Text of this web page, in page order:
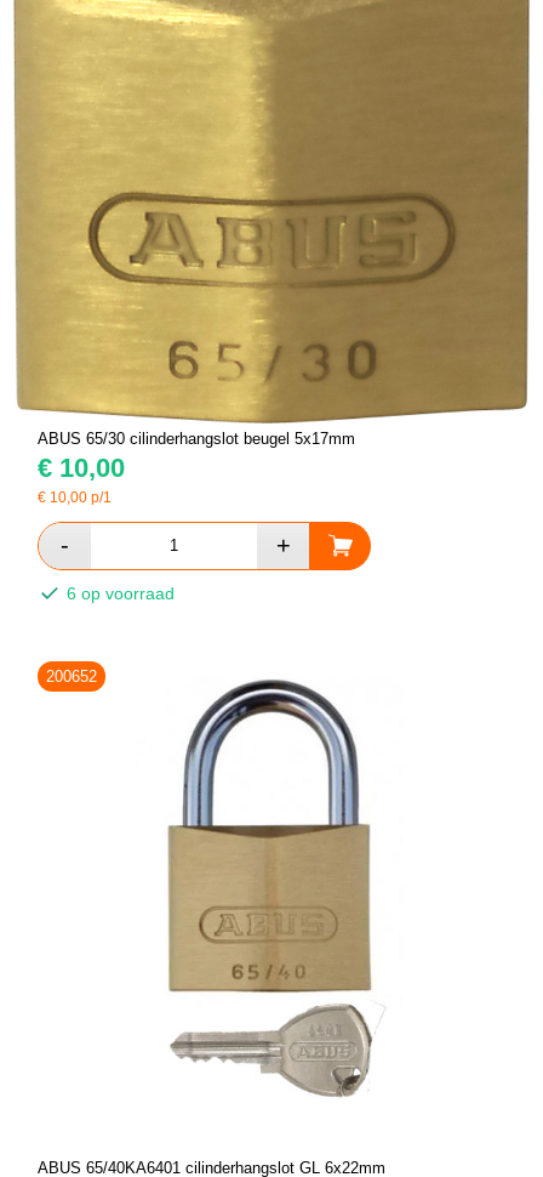
ABUS 65/30 cilinderhangslot beugel 5x17mm
€ 10,00
€ 10,00 p/1
6 op voorraad
200652
ABUS 65/40KA6401 cilinderhangslot GL 6x22mm